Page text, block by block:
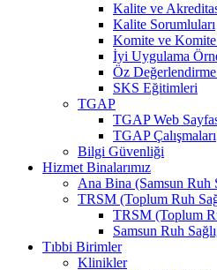
Kalite ve
Kalite Sorumluları
Komite ve
İyi Uygulama
Öz Değerlendirme
SKS Eğitimleri
TGAP
TGAP Web
TGAP Çalışmaları
Bilgi Güvenliği
Hizmet Binalarımız
Ana Bina (Samsun Ruh
TRSM (Toplum Ruh
TRSM (Toplum
Samsun Ruh
Tıbbi Birimler
Klinikler